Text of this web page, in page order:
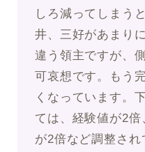
しろ減ってしまう
井、三好があまり
違う領主ですが、
可哀想です。もう
くなっています。
ては、経験値が2
が2倍など調整さ